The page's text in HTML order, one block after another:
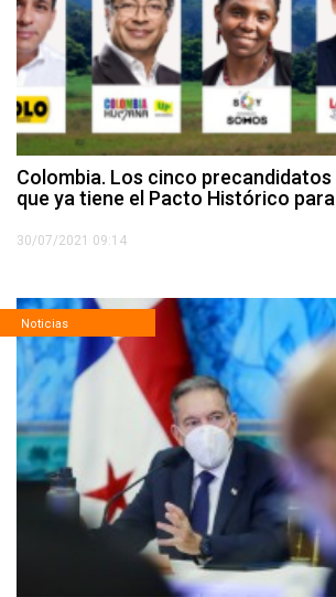
Colombia. Los cinco
que ya tiene el Pacto Histórico
30/07/2021 09:14
Noticias